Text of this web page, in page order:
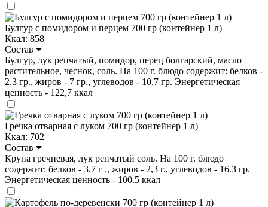
Булгур с помидором и перцем 700 гр (контейнер 1 л)
Ккал: 858
Состав
Булгур, лук репчатый, помидор, перец болгарский, масло
растительное, чеснок, соль. На 100 г. блюдо содержит: белков -
2,3 гр., жиров - 7 гр., углеводов - 10,7 гр. Энергетическая
ценность - 122,7 ккал
Гречка отварная с луком 700 гр (контейнер 1 л)
Ккал: 702
Состав
Крупа гречневая, лук репчатый соль. На 100 г. блюдо
содержит: белков - 3,7 г ., жиров - 2,3 г., углеводов - 16.3 гр.
Энергетическая ценность - 100.5 ккал